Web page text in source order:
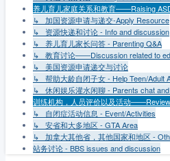
养儿育儿家庭关系和教育——Raising
↳ 加国资源申请与递交-Apply Resource
↳ 资源快递和讨论 - Info and discussion
↳ 养儿育儿家长问答 - Parenting Q&A
↳ 教育讨论——Discussion related to
↳ 美国资源申请递交与讨论
↳ 帮助大龄自闭子女 - Help Teen/Adult
↳ 休闲娱乐灌水闲聊 - Parents chat
训练机构，人员评价以及活动
↳ 自闭症活动信息 - Event/Activities
↳ 安省和大多地区 - GTA Area
↳ 加拿大其他省，其他国家和地区 -
站务讨论 - BBS issues and discussion